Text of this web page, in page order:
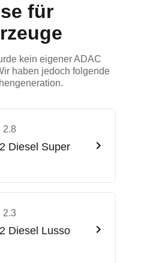
für
kein eigener ADAC
haben jedoch folgende
2.8
Diesel Super
2.3
Diesel Lusso